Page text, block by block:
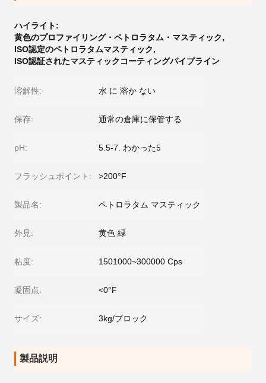
ハイライト:
黄色のプロファイリング・ペトロラタム・マスティック,
ISO認定のペトロラタムマスティック,
ISO認証されたマスティックコーティングパイプライン
溶解性: 水 に 溶か ない
保存: 通常の倉庫に保管する
pH: 5.5-7. わかった5
フラッシュポイント: >200°F
製品名: ペトロラタム マスティック
外見: 黄色 緑
粘度: 1501000~300000 Cps
凝固点: <0°F
サイズ: 3kg/ブロック
製品説明